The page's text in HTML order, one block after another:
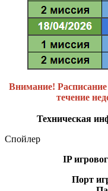
Внимание!
течение
Техническая
Спойлер
IP
Порт